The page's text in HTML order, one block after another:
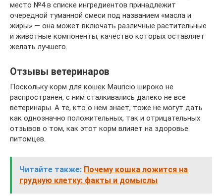
место №4 в списке ингредиентов принадлежит
очередной туманной смеси под названием «масла и
жиры» — она может включать различные растительные
и животные компоненты, качество которых оставляет
желать лучшего.
Отзывы ветеринаров
Поскольку корм для кошек Mauricio широко не
распространен, с ним сталкивались далеко не все
ветеринары. А те, кто о нем знает, тоже не могут дать
как однозначно положительных, так и отрицательных
отзывов о том, как этот корм влияет на здоровье
питомцев.
Читайте также: Почему кошка ложится на
грудную клетку: факты и домыслы